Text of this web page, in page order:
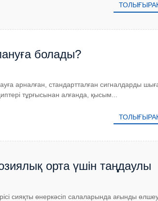
болады?
арналған, стандартталған сигналдарды
тұрғысынан алғанда, қысым...
орта үшін таңдаулы
сияқты өнеркәсіп салаларында ағынды